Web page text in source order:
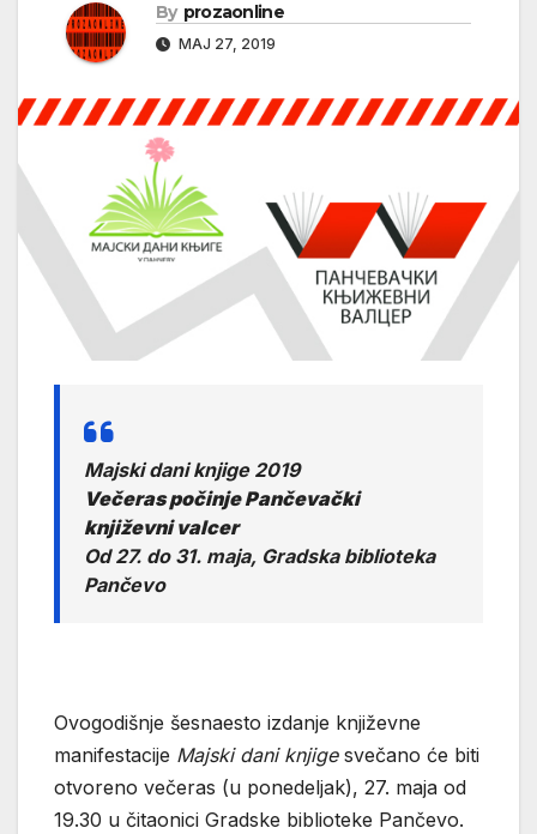
By prozaonline
МАЈ 27, 2019
Majski dani knjige 2019
Večeras počinje Pančevački
književni valcer
Od 27. do 31. maja, Gradska biblioteka
Pančevo
Ovogodišnje šesnaesto izdanje književne
manifestacije Majski dani knjigesvečano će biti
otvoreno večeras (u ponedeljak), 27. maja od
19.30 u čitaonici Gradske biblioteke Pančevo.